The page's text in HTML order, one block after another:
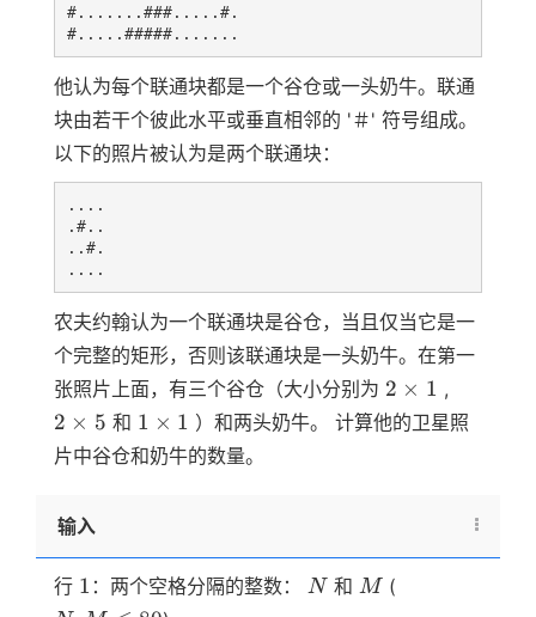
#.......###.....#.
他认为每个联通块都是一个谷仓或一头奶牛。联通
块由若干个彼此水平或垂直相邻的 '＃' 符号组成。
以下的照片被认为是两个联通块：
....
.#..
..#.
农夫约翰认为一个联通块是谷仓，当且仅当它是一
个完整的矩形，否则该联通块是一头奶牛。在第一
张照片上面，有三个谷仓（大小分别为 2
\times
1
2 × 1 ,
\times
5
2 × 5 和 1
\times
1
1 × 1 ）和两头奶牛。 计算他的卫星照
片中谷仓和奶牛的数量。
输入
行 1
1 ：两个空格分隔的整数： N
N 和M
M (